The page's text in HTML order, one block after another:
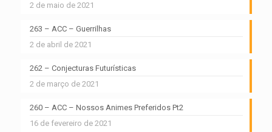
2 de maio de 2021
263 – ACC – Guerrilhas
2 de abril de 2021
262 – Conjecturas Futurísticas
2 de março de 2021
260 – ACC – Nossos Animes Preferidos Pt2
16 de fevereiro de 2021